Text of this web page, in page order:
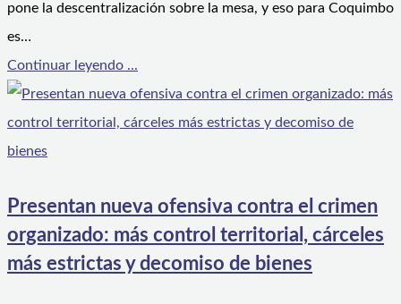
pone la descentralización sobre la mesa, y eso para Coquimbo
es…
Continuar leyendo ...
Presentan nueva ofensiva contra el crimen
organizado: más control territorial, cárceles
más estrictas y decomiso de bienes